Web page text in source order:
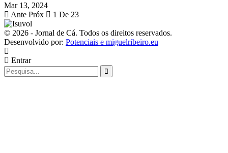
Mar 13, 2024
Ante Próx 1 De 23
© 2026 - Jornal de Cá. Todos os direitos reservados.
Desenvolvido por: Potenciais e miguelribeiro.eu
Entrar